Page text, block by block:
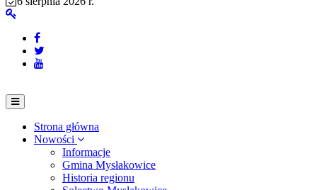
Strona główna
Nowości
Informacje
Gmina Mysłakowice
Historia regionu